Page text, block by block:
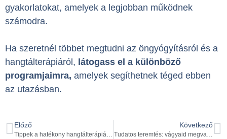
gyakorlatokat, amelyek a legjobban működnek
számodra.
Ha szeretnél többet megtudni az öngyógyításról és a
hangtálterápiáról, látogass el a különböző
programjaimra, amelyek segíthetnek téged ebben
az utazásban.
Előző
Tippek a hatékony hangtálterápiához
Következő
Tudatos teremtés: vágyaid megvalósítása